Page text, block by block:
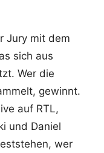
Jury mit dem
sich aus
Wer die
gewinnt.
auf RTL,
und Daniel
wer